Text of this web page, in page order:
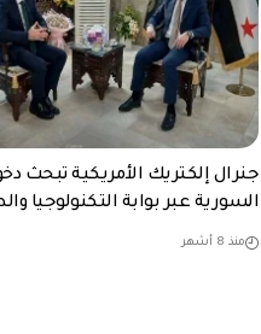
جنرال إلكتريك الأمريكية تبحث
السورية عبر بوابة التكنولوجيا
منذ 8 أشهر